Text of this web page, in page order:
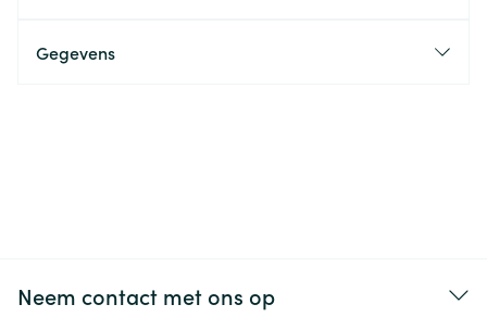
Gegevens
Neem contact met ons op